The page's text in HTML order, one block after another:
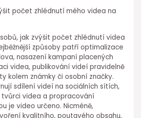
počet zhlédnutí mého videa na
jak zvýšit počet zhlédnutí videa
způsoby patří optimalizace
nasazení kampaní placených
videa, publikování videí pravidelně
kolem známky či osobní značky.
sdílení videí na sociálních sítích,
videa a propracování
je video určeno. Nicméně,
kvalitního, poutavého obsahu,